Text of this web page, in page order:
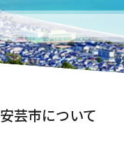
安芸市について